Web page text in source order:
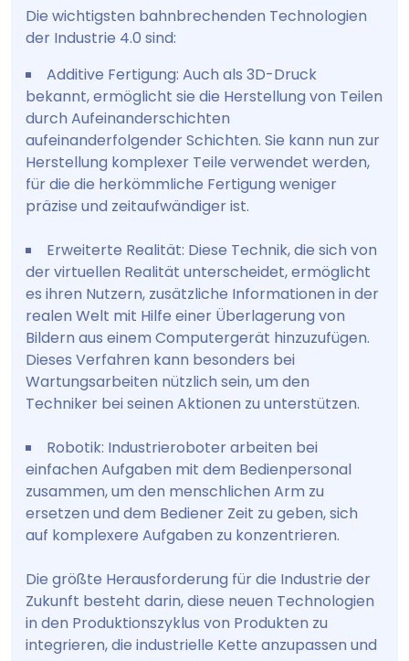
Die wichtigsten bahnbrechenden Technologien
der Industrie 4.0 sind:
Additive Fertigung: Auch als 3D-Druck
bekannt, ermöglicht sie die Herstellung von Teilen
durch Aufeinanderschichten
aufeinanderfolgender Schichten. Sie kann nun zur
Herstellung komplexer Teile verwendet werden,
für die die herkömmliche Fertigung weniger
präzise und zeitaufwändiger ist.
Erweiterte Realität: Diese Technik, die sich von
der virtuellen Realität unterscheidet, ermöglicht
es ihren Nutzern, zusätzliche Informationen in der
realen Welt mit Hilfe einer Überlagerung von
Bildern aus einem Computergerät hinzuzufügen.
Dieses Verfahren kann besonders bei
Wartungsarbeiten nützlich sein, um den
Techniker bei seinen Aktionen zu unterstützen.
Robotik: Industrieroboter arbeiten bei
einfachen Aufgaben mit dem Bedienpersonal
zusammen, um den menschlichen Arm zu
ersetzen und dem Bediener Zeit zu geben, sich
auf komplexere Aufgaben zu konzentrieren.
Die größte Herausforderung für die Industrie der
Zukunft besteht darin, diese neuen Technologien
in den Produktionszyklus von Produkten zu
integrieren, die industrielle Kette anzupassen und